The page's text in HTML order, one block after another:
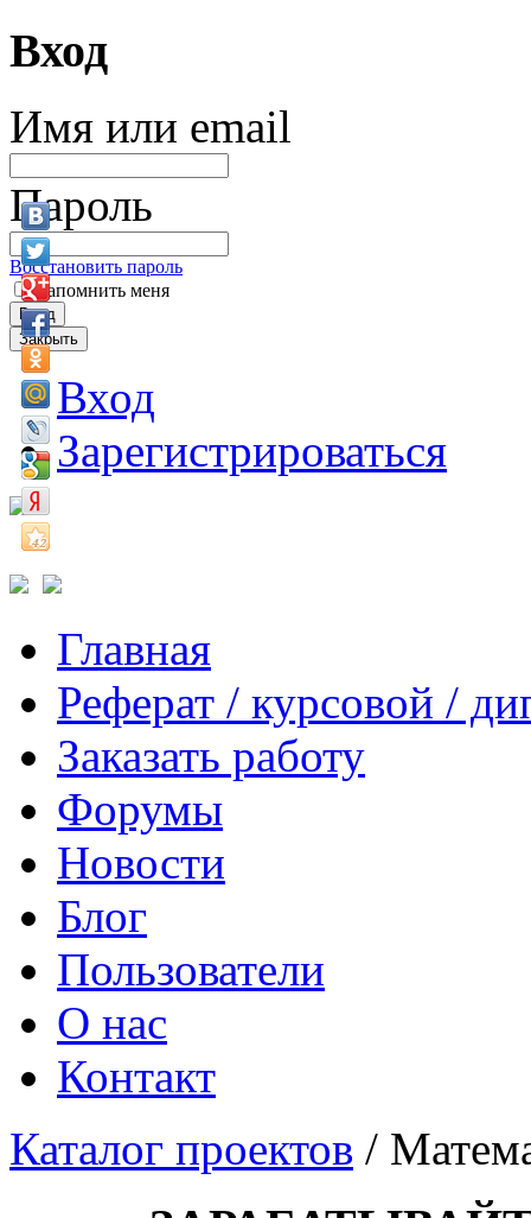
Вход
Имя или email
Пароль
Восстановить пароль
Запомнить меня
Вход
Закрыть
Вход
Зарегистрироваться
Главная
Реферат / курсовой /
Заказать работу
Форумы
Новости
Блог
Пользователи
О нас
Контакт
Каталог проектов /